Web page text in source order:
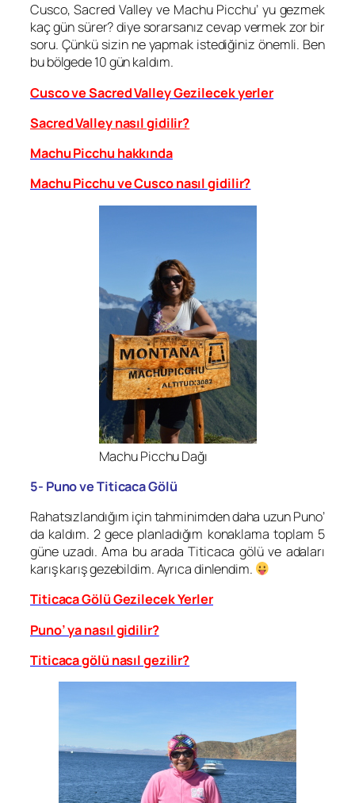
Cusco, Sacred Valley ve Machu Picchu’ yu gezmek
kaç gün sürer? diye sorarsanız cevap vermek zor bir
soru. Çünkü sizin ne yapmak istediğiniz önemli. Ben
bu bölgede 10 gün kaldım.
Cusco ve Sacred Valley Gezilecek yerler
Sacred Valley nasıl gidilir?
Machu Picchu hakkında
Machu Picchu ve Cusco nasıl gidilir?
Machu Picchu Dağı
5- Puno ve Titicaca Gölü
Rahatsızlandığım için tahminimden daha uzun Puno’
da kaldım. 2 gece planladığım konaklama toplam 5
güne uzadı. Ama bu arada Titicaca gölü ve adaları
karış karış gezebildim. Ayrıca dinlendim.
Titicaca Gölü Gezilecek Yerler
Puno’ ya nasıl gidilir?
Titicaca gölü nasıl gezilir?